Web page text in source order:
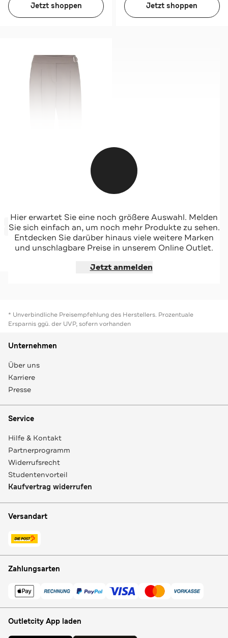
Jetzt shoppen Jetzt shoppen
WINDSOR.
Gabardine-Stretch Bundfaltenhose in Braun
-66%*
Sale
Jetzt shoppen
Hier erwartet Sie eine noch größere Auswahl. Melden
Sie sich einfach an, um noch mehr Produkte zu sehen.
Entdecken Sie darüber hinaus viele weitere Marken
und unschlagbare Preise in unserem Online Outlet.
Jetzt anmelden
* Unverbindliche Preisempfehlung des Herstellers. Prozentuale
Ersparnis ggü. der UVP, sofern vorhanden
Unternehmen
Über uns
Karriere
Presse
Service
Hilfe & Kontakt
Partnerprogramm
Widerrufsrecht
Studentenvorteil
Kaufvertrag widerrufen
Versandart
Zahlungsarten
Outletcity App laden